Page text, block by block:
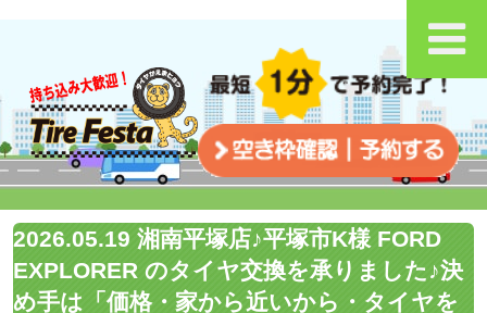
2026.05.19 湘南平塚店♪平塚市K様 FORD
EXPLORER のタイヤ交換を承りました♪決
め手は「価格・家から近いから・タイヤを